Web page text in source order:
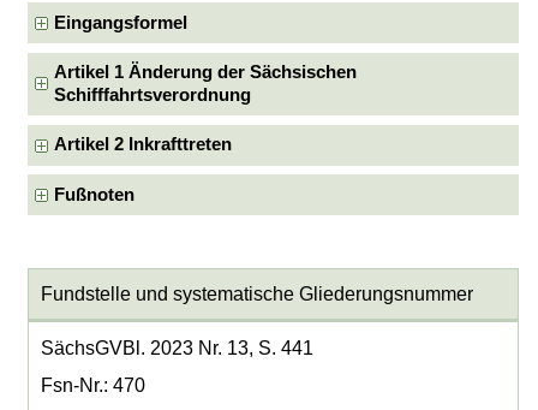
Eingangsformel
Artikel 1 Änderung der Sächsischen
Schifffahrtsverordnung
Artikel 2 Inkrafttreten
Fußnoten
Fundstelle und systematische Gliederungsnummer
SächsGVBl. 2023 Nr. 13, S. 441
Fsn-Nr.: 470